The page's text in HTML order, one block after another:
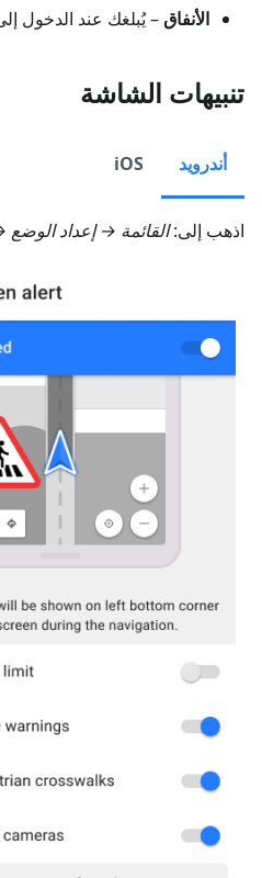
الأنفاق– يُبلغك عند الدخول
تنبيهات الشاشة
أندرويد iOS
اذهب إلى:القائمة → إعداد الوضع